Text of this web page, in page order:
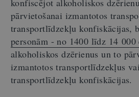
pārvietošanai izmantotos
transportlīdzekļu konfiskācijas,
personām - no 1400 līdz 14 000
alkoholiskos dzērienus un to
izmantotos transportlīdzekļus
transportlīdzekļu konfiskācijas.